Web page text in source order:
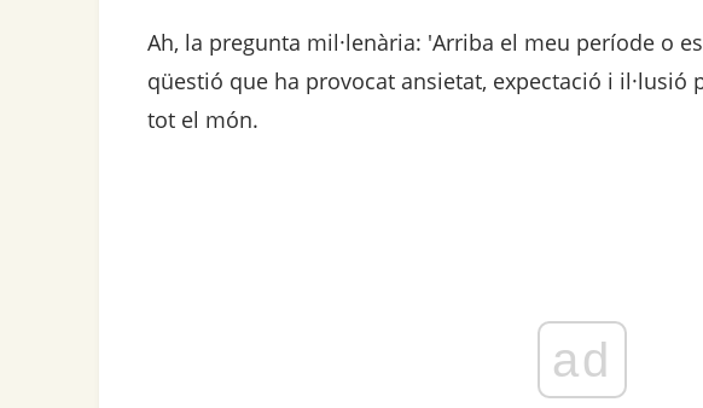
Ah, la pregunta mil·lenària: 'Arriba el meu període o
qüestió que ha provocat ansietat, expectació i il·lusió
tot el món.
ad